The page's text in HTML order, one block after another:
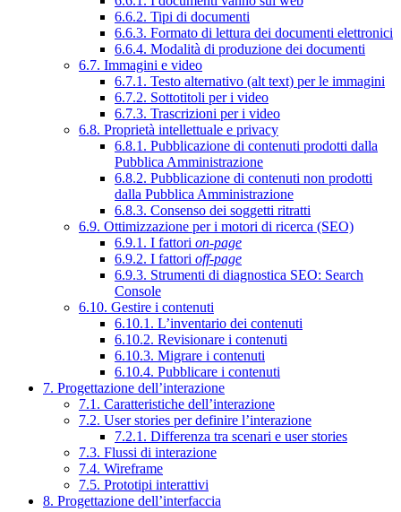
6.6.2. Tipi di documenti
6.6.3. Formato di lettura dei documenti elettronici
6.6.4. Modalità di produzione dei documenti
6.7. Immagini e video
6.7.1. Testo alternativo (alt text) per le immagini
6.7.2. Sottotitoli per i video
6.7.3. Trascrizioni per i video
6.8. Proprietà intellettuale e privacy
6.8.1. Pubblicazione di contenuti prodotti dalla
Pubblica Amministrazione
6.8.2. Pubblicazione di contenuti non prodotti
dalla Pubblica Amministrazione
6.8.3. Consenso dei soggetti ritratti
6.9. Ottimizzazione per i motori di ricerca (SEO)
6.9.1. I fattori on-page
6.9.2. I fattori off-page
6.9.3. Strumenti di diagnostica SEO: Search
Console
6.10. Gestire i contenuti
6.10.1. L’inventario dei contenuti
6.10.2. Revisionare i contenuti
6.10.3. Migrare i contenuti
6.10.4. Pubblicare i contenuti
7. Progettazione dell’interazione
7.1. Caratteristiche dell’interazione
7.2. User stories per definire l’interazione
7.2.1. Differenza tra scenari e user stories
7.3. Flussi di interazione
7.4. Wireframe
7.5. Prototipi interattivi
8. Progettazione dell’interfaccia